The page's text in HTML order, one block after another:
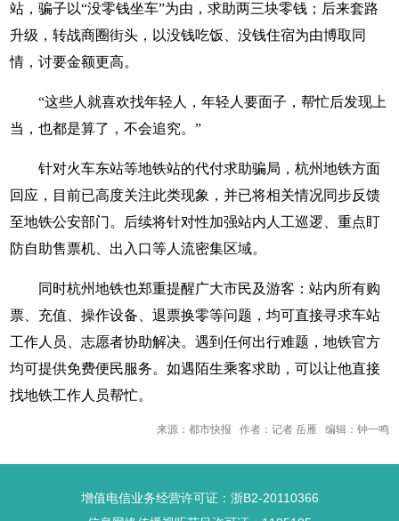
站，骗子以“没零钱坐车”为由，求助两三块零钱；后来套路
升级，转战商圈街头，以没钱吃饭、没钱住宿为由博取同
情，讨要金额更高。
“这些人就喜欢找年轻人，年轻人要面子，帮忙后发现上
当，也都是算了，不会追究。”
针对火车东站等地铁站的代付求助骗局，杭州地铁方面
回应，目前已高度关注此类现象，并已将相关情况同步反馈
至地铁公安部门。后续将针对性加强站内人工巡逻、重点盯
防自助售票机、出入口等人流密集区域。
同时杭州地铁也郑重提醒广大市民及游客：站内所有购
票、充值、操作设备、退票换零等问题，均可直接寻求车站
工作人员、志愿者协助解决。遇到任何出行难题，地铁官方
均可提供免费便民服务。如遇陌生乘客求助，可以让他直接
找地铁工作人员帮忙。
来源：都市快报 作者：记者 岳雁 编辑：钟一鸣
增值电信业务经营许可证：浙B2-20110366